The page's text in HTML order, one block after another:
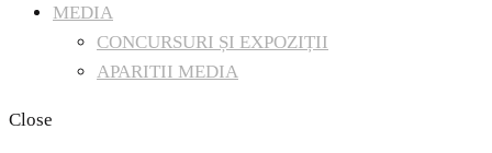
MEDIA
CONCURSURI ȘI EXPOZIȚII
APARITII MEDIA
Close